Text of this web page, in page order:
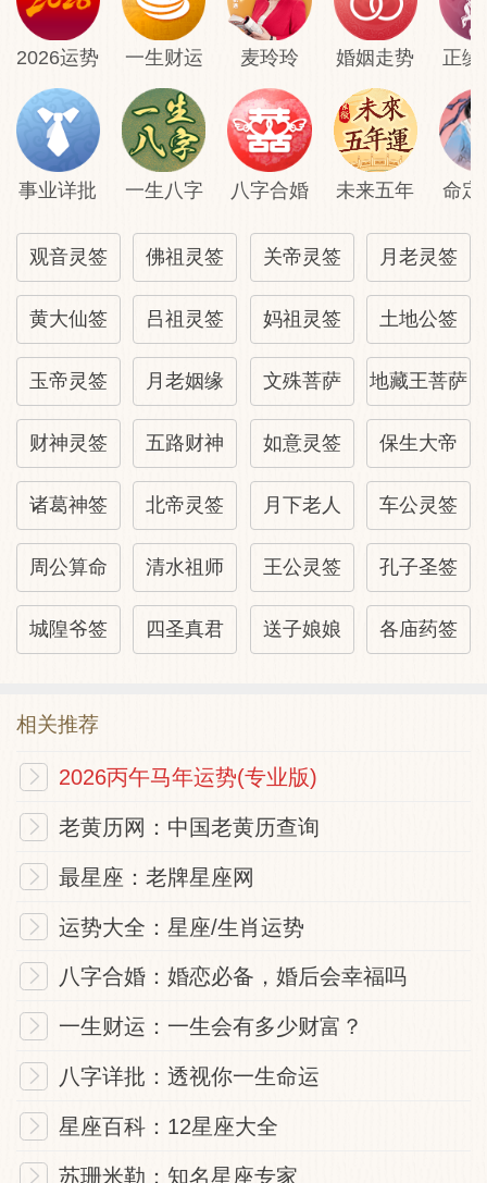
人去不返。
佛祖灵签: 解签
如鸟失群 称心不遂之兆。生肖：【兔】
佛祖灵签: 家宅
只望今年百事昌，谁知自小惹祸殃，如今喜
得人才好，重把家神炷愿香，《吉宅人口之
卦恐防夏月疾难,口舌破财,求佛祖保平安，
皆因先人失记小童香灯，应查明安拜，灶位
不旺宜做新灶，则居住财丁兴旺。
佛祖灵签: 岁君
鸳鸯阻隔两分飞，谋望求财未遇时，守旧却
宜休改革，如今进退两迟疑。
佛祖灵签: 生意
生意阻滞防有恒，春夏利少勤经营，秋冬两
季相交接，千年古树枝又生，《生意似鸬鹚
限定,上春财喜稀少防阻隔勿执辟,宜见利取,
水上生意秋好》
佛祖灵签: 谋望
任人贫穷，致使白头空浮云，《谋事有些阻
隔做事却不可执僻,宜用心窍,补贴些小利事
自能成也》
2026运势 一生财运 麦玲玲 婚姻走势 正缘
事业详批 一生八字 八字合婚 未来五年 命定
观音灵签 佛祖灵签 关帝灵签 月老灵签
黄大仙签 吕祖灵签 妈祖灵签 土地公签
玉帝灵签 月老姻缘 文殊菩萨 地藏王菩萨
财神灵签 五路财神 如意灵签 保生大帝
诸葛神签 北帝灵签 月下老人 车公灵签
周公算命 清水祖师 王公灵签 孔子圣签
城隍爷签 四圣真君 送子娘娘 各庙药签
相关推荐
2026丙午马年运势(专业版)
老黄历网：中国老黄历查询
最星座：老牌星座网
运势大全：星座/生肖运势
八字合婚：婚恋必备，婚后会幸福吗
一生财运：一生会有多少财富？
八字详批：透视你一生命运
星座百科：12星座大全
苏珊米勒：知名星座专家